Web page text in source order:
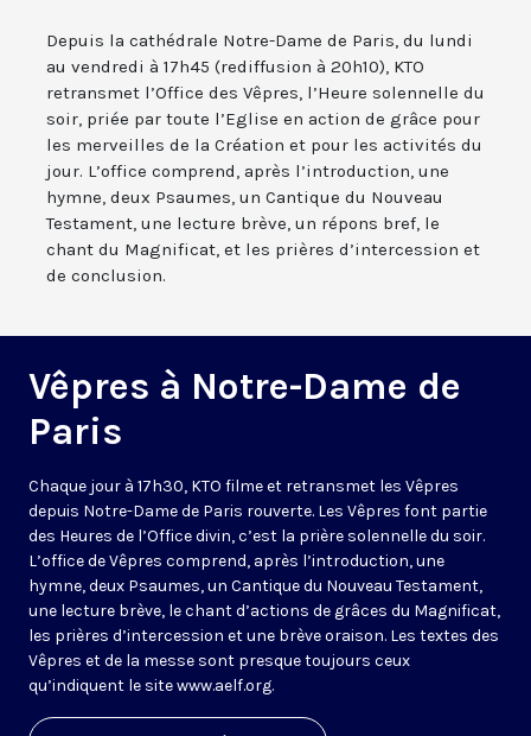
Depuis la cathédrale Notre-Dame de Paris, du lundi
au vendredi à 17h45 (rediffusion à 20h10), KTO
retransmet l’Office des Vêpres, l’Heure solennelle du
soir, priée par toute l’Eglise en action de grâce pour
les merveilles de la Création et pour les activités du
jour. L’office comprend, après l’introduction, une
hymne, deux Psaumes, un Cantique du Nouveau
Testament, une lecture brève, un répons bref, le
chant du Magnificat, et les prières d’intercession et
de conclusion.
Vêpres à Notre-Dame de
Paris
Chaque jour à 17h30, KTO filme et retransmet les Vêpres
depuis Notre-Dame de Paris rouverte. Les Vêpres font partie
des Heures de l’Office divin, c’est la prière solennelle du soir.
L’office de Vêpres comprend, après l’introduction, une
hymne, deux Psaumes, un Cantique du Nouveau Testament,
une lecture brève, le chant d’actions de grâces du Magnificat,
les prières d’intercession et une brève oraison. Les textes des
Vêpres et de la messe sont presque toujours ceux
qu’indiquent le sitewww.aelf.org.